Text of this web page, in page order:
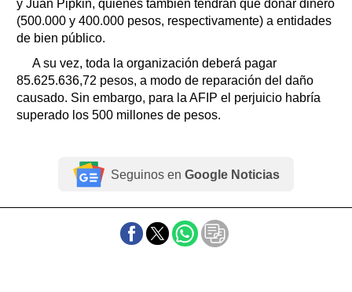
y Juan Pipkin, quienes también tendrán que donar dinero
(500.000 y 400.000 pesos, respectivamente) a entidades
de bien público.
A su vez, toda la organización deberá pagar
85.625.636,72 pesos, a modo de reparación del daño
causado. Sin embargo, para la AFIP el perjuicio habría
superado los 500 millones de pesos.
Seguinos en Google Noticias